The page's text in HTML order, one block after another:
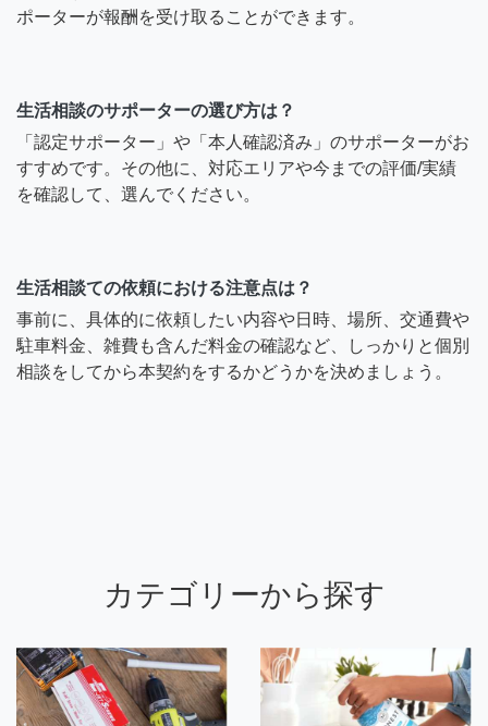
ポーターが報酬を受け取ることができます。
生活相談のサポーターの選び方は？
「認定サポーター」や「本人確認済み」のサポーターがお
すすめです。その他に、対応エリアや今までの評価/実績
を確認して、選んでください。
生活相談ての依頼における注意点は？
事前に、具体的に依頼したい内容や日時、場所、交通費や
駐車料金、雑費も含んだ料金の確認など、しっかりと個別
相談をしてから本契約をするかどうかを決めましょう。
カテゴリーから探す